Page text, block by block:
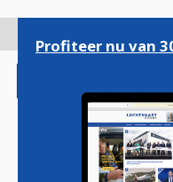
gaan
Profiteer nu van